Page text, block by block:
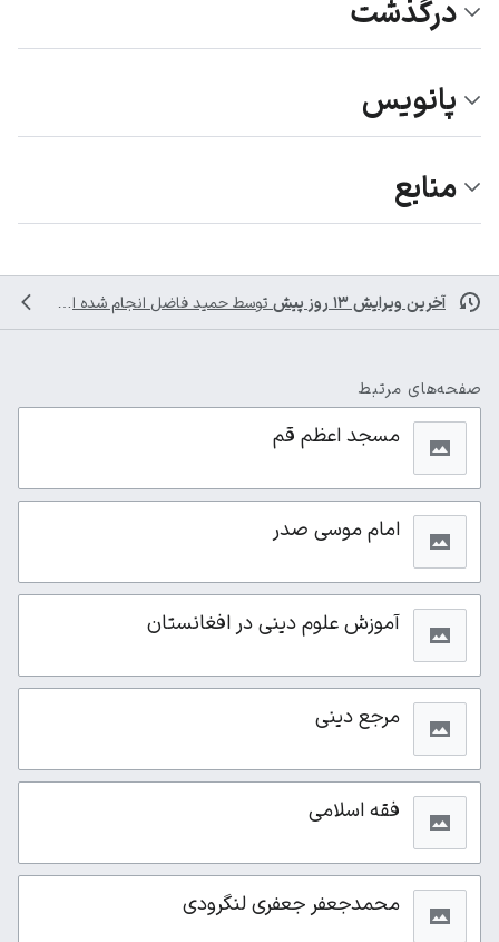
درگذشت
پانویس
منابع
آخرین ویرایش ۱۳ روز پیش توسط حمید فاضل انجام شده است
صفحه‌های مرتبط
مسجد اعظم قم
امام موسی صدر
آموزش علوم دینی در افغانستان
مرجع دینی
فقه اسلامی
محمدجعفر جعفری لنگرودی